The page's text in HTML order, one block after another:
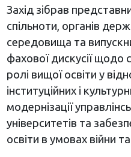
Захід зібрав
спільноти, органів
середовища та
фахової дискусії щодо
ролі вищої освіти у
інституційних і
модернізації
університетів та
освіти в умовах війни